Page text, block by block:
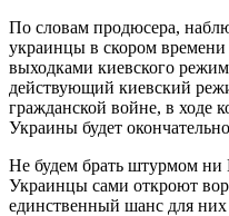
По словам продюсера,
украинцы в скором времени
выходками киевского
действующий киевский
гражданской войне, в ходе
Украины будет
Не будем брать штурмом ни
Украинцы сами откроют
единственный шанс для